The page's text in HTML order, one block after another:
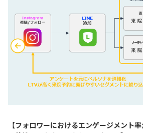
【フォロワーにおけるエンゲージメント